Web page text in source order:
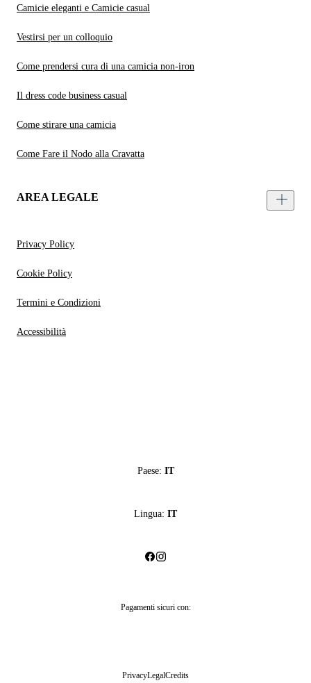
Camicie eleganti e Camicie casual
Vestirsi per un colloquio
Come prendersi cura di una camicia non-iron
Il dress code business casual
Come stirare una camicia
Come Fare il Nodo alla Cravatta
AREA LEGALE
Privacy Policy
Cookie Policy
Termini e Condizioni
Accessibilità
Paese: IT
Lingua: IT
Pagamenti sicuri con:
PrivacyLegalCredits